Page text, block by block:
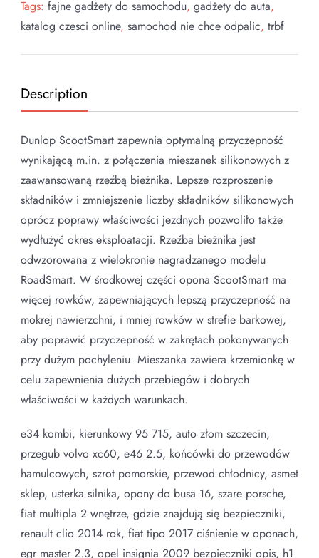
Tags: fajne gadżety do samochodu, gadżety do auta,
katalog czesci online, samochod nie chce odpalic, trbf
Description
Dunlop ScootSmart zapewnia optymalną przyczepność
wynikającą m.in. z połączenia mieszanek silikonowych z
zaawansowaną rzeźbą bieżnika. Lepsze rozproszenie
składników i zmniejszenie liczby składników silikonowych
oprócz poprawy właściwości jezdnych pozwoliło także
wydłużyć okres eksploatacji. Rzeźba bieżnika jest
odwzorowana z wielokronie nagradzanego modelu
RoadSmart. W środkowej części opona ScootSmart ma
więcej rowków, zapewniających lepszą przyczepność na
mokrej nawierzchni, i mniej rowków w strefie barkowej,
aby poprawić przyczepność w zakrętach pokonywanych
przy dużym pochyleniu. Mieszanka zawiera krzemionkę w
celu zapewnienia dużych przebiegów i dobrych
właściwości w każdych warunkach.
e34 kombi, kierunkowy 95 715, auto złom szczecin,
przegub volvo xc60, e46 2.5, końcówki do przewodów
hamulcowych, szrot pomorskie, przewod chłodnicy, asmet
sklep, usterka silnika, opony do busa 16, szare porsche,
fiat multipla 2 wnętrze, gdzie znajdują się bezpieczniki,
renault clio 2014 rok, fiat tipo 2017 ciśnienie w oponach,
egr master 2.3, opel insignia 2009 bezpieczniki opis, h1